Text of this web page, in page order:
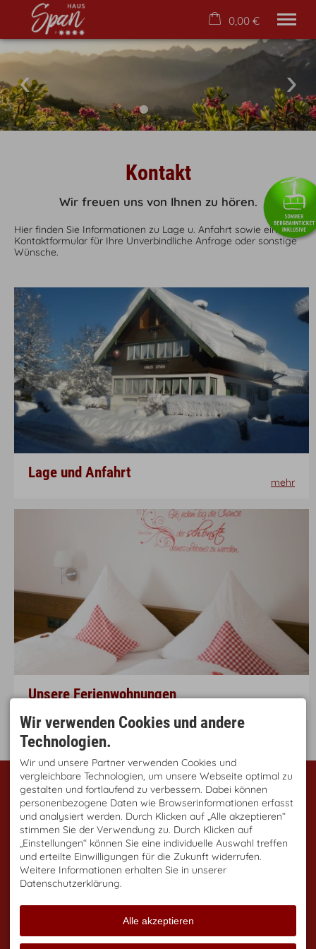
22. bis 29. August
Tel.08322 6140
0,00 €
×
Warenkorb ist leer
Kontakt
Wir freuen uns von Ihnen zu hören.
Hier finden Sie Informationen zu Lage u. Anfahrt sowie ein
Kontaktformular für Ihre Unverbindliche Anfrage oder sonstige
Wünsche.
Lage und Anfahrt
mehr
Unsere Ferienwohnungen
KONTAKT
Haus Span
Margret U. Josef Span
Gelbe Buind 8
87561 Oberstdorf
DEUTSCHLAND
Tel.+49 8322 6140
Mobil +49 151 502 502 72
info@span-oberstdorf.de
UNSERE FERIENWOHNUNG
IN OBERSTDORF
Unsere Ferienwohnungen
Freizeit in Oberstdorf
Anfrage
Anreise
BERGBAHNTICKET
INKLUSIVE!
Freuen Sie sich auf Ihr
Bei uns können Sie sich das
Bergbahnticket kostenlos vor
Ort auf Ihre Gästekarte
URLAUB IN OBERSTDORF
gemütlichen Ferienwohnungen
Genießen Sie Ihren Urlaub in
Oberstdorf mit traumhaftem
Wir verwenden Cookies und andere
Technologien.
Wir und unsere Partner verwenden Cookies und
vergleichbare Technologien, um unsere Webseite optimal zu
gestalten und fortlaufend zu verbessern. Dabei können
personenbezogene Daten wie Browserinformationen erfasst
und analysiert werden. Durch Klicken auf „Alle akzeptieren“
stimmen Sie der Verwendung zu. Durch Klicken auf
„Einstellungen“ können Sie eine individuelle Auswahl treffen
und erteilte Einwilligungen für die Zukunft widerrufen.
Weitere Informationen erhalten Sie in unserer
Datenschutzerklärung.
Alle akzeptieren